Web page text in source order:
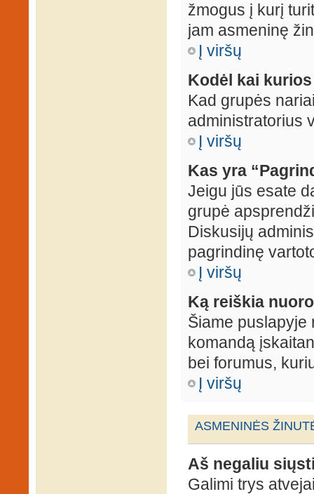
žmogus į kurį
jam asmeninę
Į viršų
Kodėl kai
Kad grupės
administratorius
Į viršų
Kas yra
Jeigu jūs esate
grupė
Diskusijų
pagrindinę
Į viršų
Ką reiškia
Šiame
komandą
bei forumus,
Į viršų
ASMENINĖS
Aš negaliu
Galimi trys